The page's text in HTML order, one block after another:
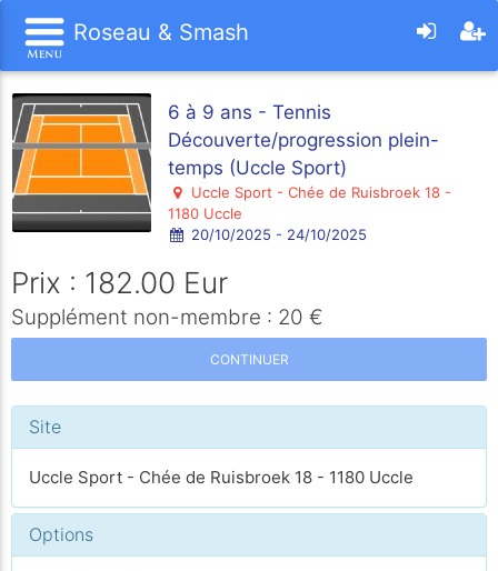
Roseau & Smash
6 à 9 ans - Tennis
Découverte/progression plein-
temps (Uccle Sport)
Uccle Sport - Chée de Ruisbroek 18 -
1180 Uccle
20/10/2025 - 24/10/2025
Prix : 182.00 Eur
Supplément non-membre : 20 €
CONTINUER
Site
Uccle Sport - Chée de Ruisbroek 18 - 1180 Uccle
Options